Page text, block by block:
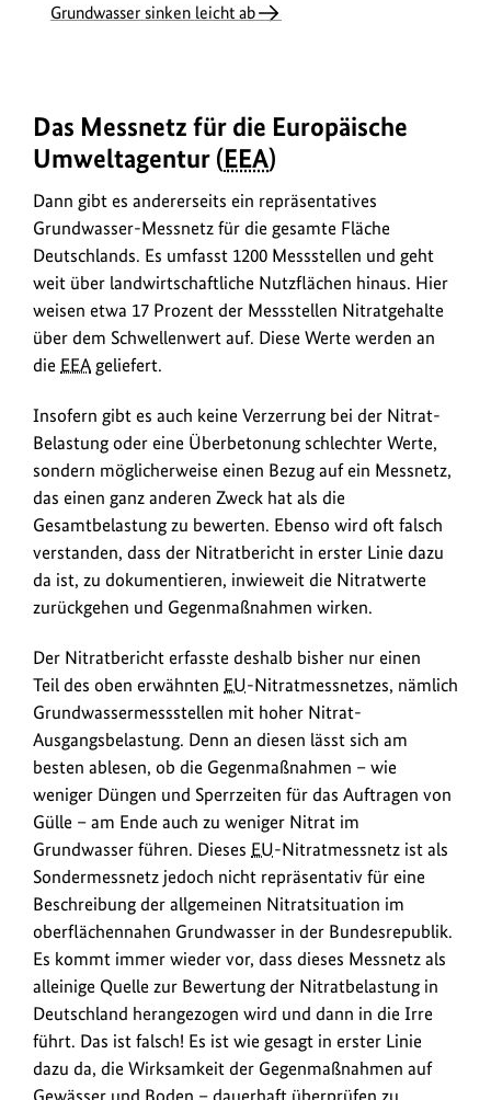
Grundwasser sinken leicht ab
Das Messnetz für die Europäische
Umweltagentur (EEA)
Dann gibt es andererseits ein repräsentatives
Grundwasser-Messnetz für die gesamte Fläche
Deutschlands. Es umfasst 1200 Messstellen und geht
weit über landwirtschaftliche Nutzflächen hinaus. Hier
weisen etwa 17 Prozent der Messstellen Nitratgehalte
über dem Schwellenwert auf. Diese Werte werden an
die EEA geliefert.
Insofern gibt es auch keine Verzerrung bei der Nitrat-
Belastung oder eine Überbetonung schlechter Werte,
sondern möglicherweise einen Bezug auf ein Messnetz,
das einen ganz anderen Zweck hat als die
Gesamtbelastung zu bewerten. Ebenso wird oft falsch
verstanden, dass der Nitratbericht in erster Linie dazu
da ist, zu dokumentieren, inwieweit die Nitratwerte
zurückgehen und Gegenmaßnahmen wirken.
Der Nitratbericht erfasste deshalb bisher nur einen
Teil des oben erwähnten EU-Nitratmessnetzes, nämlich
Grundwassermessstellen mit hoher Nitrat-
Ausgangsbelastung. Denn an diesen lässt sich am
besten ablesen, ob die Gegenmaßnahmen – wie
weniger Düngen und Sperrzeiten für das Auftragen von
Gülle – am Ende auch zu weniger Nitrat im
Grundwasser führen. Dieses EU-Nitratmessnetz ist als
Sondermessnetz jedoch nicht repräsentativ für eine
Beschreibung der allgemeinen Nitratsituation im
oberflächennahen Grundwasser in der Bundesrepublik.
Es kommt immer wieder vor, dass dieses Messnetz als
alleinige Quelle zur Bewertung der Nitratbelastung in
Deutschland herangezogen wird und dann in die Irre
führt. Das ist falsch! Es ist wie gesagt in erster Linie
dazu da, die Wirksamkeit der Gegenmaßnahmen auf